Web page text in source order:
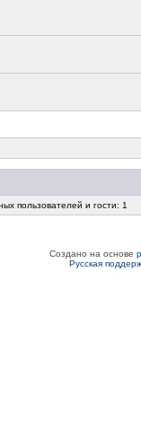
пользователей и гости: 1
Создано на основе
Русская